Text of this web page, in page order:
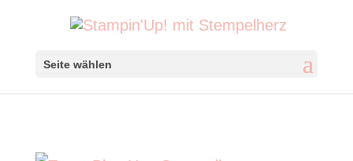
Seite wählen